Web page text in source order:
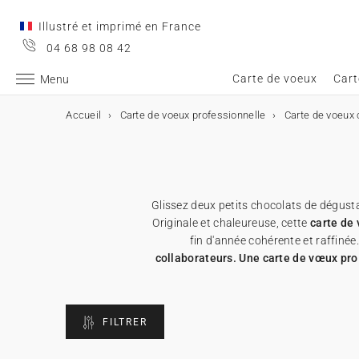
Illustré et imprimé en France
04 68 98 08 42
Menu Carte de voeux
Carte de voeux
Carte de voeux
Carte de voeux avec dorure
Carte de voeux Noël
Carte de voeux digitale
Carte de voeux vidéo premium
Carte de voeux & chocolat
Carte de voeux & chocolat
Carte avec deux chocolats
Calendrier personnalisé
Objets personnalisés
Objets personnalisés
Cartes cadeau
Accueil Carte de voeux professionnelle Carte de voeux
Glissez deux petits chocolats de
Originale et chaleureuse, cette carte de
fin d'année cohérente et
collaborateurs. Une carte de vœux pro
FILTRER